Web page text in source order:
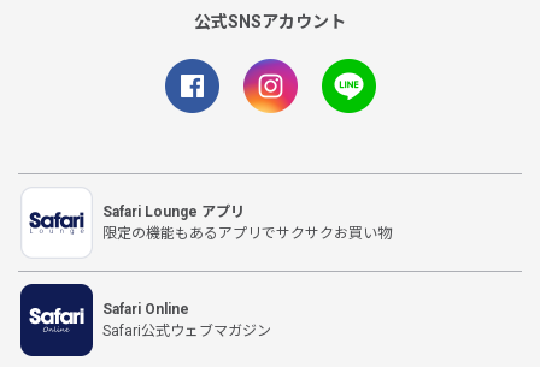
公式SNSアカウント
Safari Lounge アプリ
限定の機能もあるアプリでサクサクお買い物
Safari Online
Safari公式ウェブマガジン